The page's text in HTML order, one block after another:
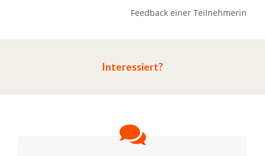
Feedback einer Teilnehmerin
Interessiert?